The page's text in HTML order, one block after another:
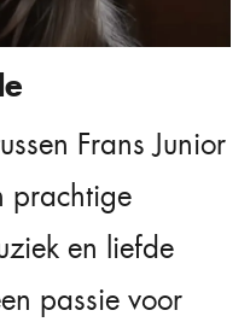
Frans Junior
prachtige
en liefde
passie voor